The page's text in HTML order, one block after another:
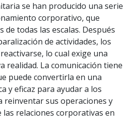
se han producido una serie
corporativo, que
de todas las escalas. Después
de actividades, los
lo cual exige una
realidad. La comunicación tiene
puede convertirla en una
y eficaz para ayudar a los
reinventar sus operaciones y
las relaciones corporativas en